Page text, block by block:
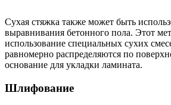
Сухая стяжка также может быть
выравнивания бетонного пола. Этот
использование специальных сухих
равномерно распределяются по
основание для укладки ламината.
Шлифование